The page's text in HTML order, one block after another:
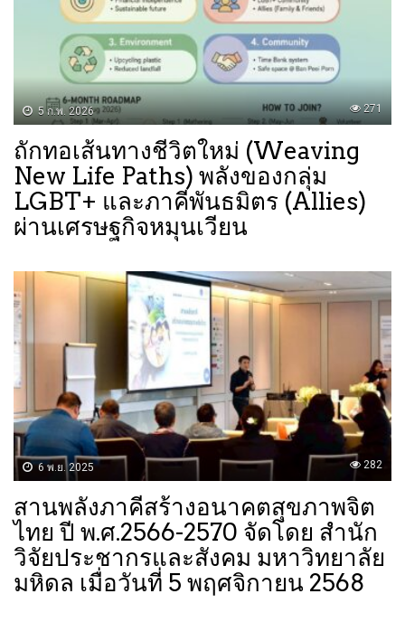
5 ก.พ. 2026 271
ถักทอเส้นทางชีวิตใหม่ (Weaving
New Life Paths) ​พลังของกลุ่ม
LGBT+ และภาคีพันธมิตร (Allies)
ผ่านเศรษฐกิจหมุนเวียน
6 พ.ย. 2025 282
สานพลังภาคีสร้างอนาคตสุขภาพจิต
ไทย ปี พ.ศ.2566-2570 จัดโดย สำนัก
วิจัยประชากรและสังคม มหาวิทยาลัย
มหิดล เมื่อวันที่ 5 พฤศจิกายน 2568